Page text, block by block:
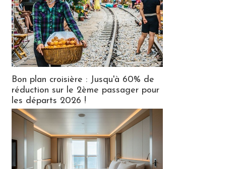
Bon plan croisière : Jusqu'à 60% de
réduction sur le 2ème passager pour
les départs 2026 !